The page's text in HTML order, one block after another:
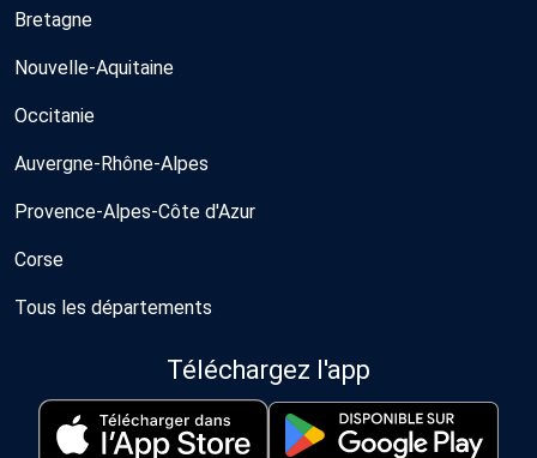
Bretagne
Nouvelle-Aquitaine
Occitanie
Auvergne-Rhône-Alpes
Provence-Alpes-Côte d'Azur
Corse
Tous les départements
Téléchargez l'app